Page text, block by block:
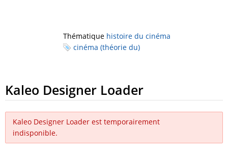
Thématique histoire du cinéma
cinéma (théorie du)
Kaleo Designer Loader
Kaleo Designer Loader est temporairement
indisponible.